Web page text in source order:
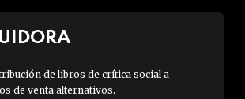
de libros de crítica social a
de venta alternativos.